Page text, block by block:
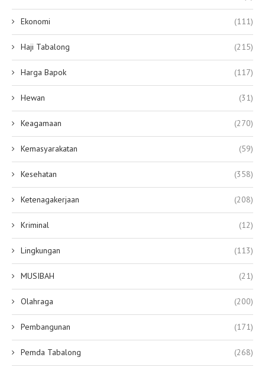
Ekonomi (111)
Haji Tabalong (215)
Harga Bapok (117)
Hewan (31)
Keagamaan (270)
Kemasyarakatan (59)
Kesehatan (358)
Ketenagakerjaan (208)
Kriminal (12)
Lingkungan (113)
MUSIBAH (21)
Olahraga (200)
Pembangunan (171)
Pemda Tabalong (268)